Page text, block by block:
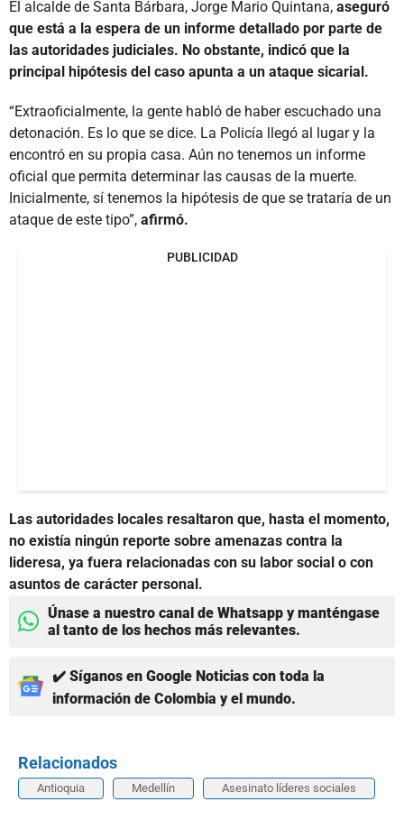
El alcalde de Santa Bárbara, Jorge Mario Quintana, aseguró
que está a la espera de un informe detallado por parte de
las autoridades judiciales. No obstante, indicó que la
principal hipótesis del caso apunta a un ataque sicarial.
“Extraoficialmente, la gente habló de haber escuchado una
detonación. Es lo que se dice. La Policía llegó al lugar y la
encontró en su propia casa. Aún no tenemos un informe
oficial que permita determinar las causas de la muerte.
Inicialmente, sí tenemos la hipótesis de que se trataría de un
ataque de este tipo”, afirmó.
PUBLICIDAD
Las autoridades locales resaltaron que, hasta el momento,
no existía ningún reporte sobre amenazas contra la
lideresa, ya fuera relacionadas con su labor social o con
asuntos de carácter personal.
Únase a nuestro canal de Whatsapp y manténgase
al tanto de los hechos más relevantes.
✔️ Síganos en Google Noticias con toda la
información de Colombia y el mundo.
Relacionados
Antioquia Medellín Asesinato líderes sociales